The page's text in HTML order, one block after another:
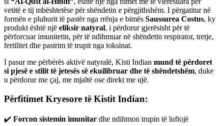
vetitë e tij mbështetëse për shëndetin e përgjithshëm. I përgatitur në
formën e pluhurit të pastër nga rrënja e bimës Saussurea Costus, ky
produkt është një eliksir natyral, i përdorur gjerësisht për të
përforcuar imunitetin, për të ndihmuar në shëndetin respirator, tretje,
fertilitet dhe pastrim të trupit nga toksinat.
I pasur me përbërës aktivë natyralë, Kisti Indian mund të përdoret
si pjesë e stilit të jetesës së ekuilibruar dhe të shëndetshëm, duke
u përdorur me çaj, me mjaltë ose direkt me ujë.
Përfitimet Kryesore të Kistit Indian:
✔️ Forcon sistemin imunitar dhe ndihmon trupin të luftojë